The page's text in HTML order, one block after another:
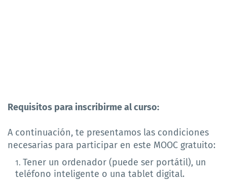
Requisitos para inscribirme al curso:
A continuación, te presentamos las condiciones
necesarias para participar en este MOOC gratuito:
Tener un ordenador (puede ser portátil), un
teléfono inteligente o una tablet digital.